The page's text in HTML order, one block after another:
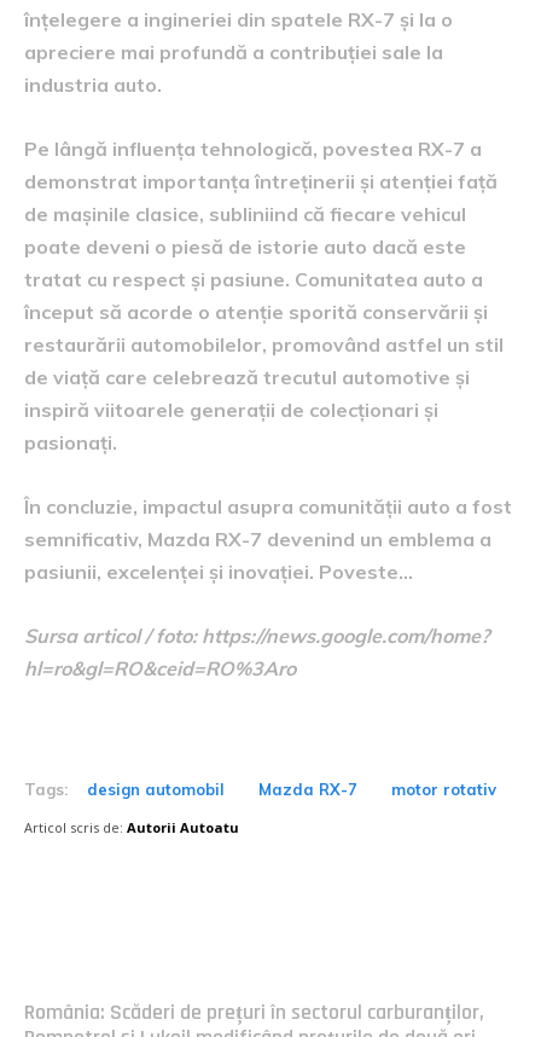
înțelegere a ingineriei din spatele RX-7 și la o
apreciere mai profundă a contribuției sale la
industria auto.
Pe lângă influența tehnologică, povestea RX-7 a
demonstrat importanța întreținerii și atenției față
de mașinile clasice, subliniind că fiecare vehicul
poate deveni o piesă de istorie auto dacă este
tratat cu respect și pasiune. Comunitatea auto a
început să acorde o atenție sporită conservării și
restaurării automobilelor, promovând astfel un stil
de viață care celebrează trecutul automotive și
inspiră viitoarele generații de colecționari și
pasionați.
În concluzie, impactul asupra comunității auto a fost
semnificativ, Mazda RX-7 devenind un emblema a
pasiunii, excelenței și inovației. Poveste…
Sursa articol / foto: https://news.google.com/home?
hl=ro&gl=RO&ceid=RO%3Aro
Tags: design automobil Mazda RX-7 motor rotativ
Articol scris de: Autorii Autoatu
România: Scăderi de prețuri în sectorul carburanților,